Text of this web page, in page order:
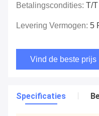
Betalingscondities: T/T
Levering Vermogen: 5
Vind de beste prijs
Specificaties